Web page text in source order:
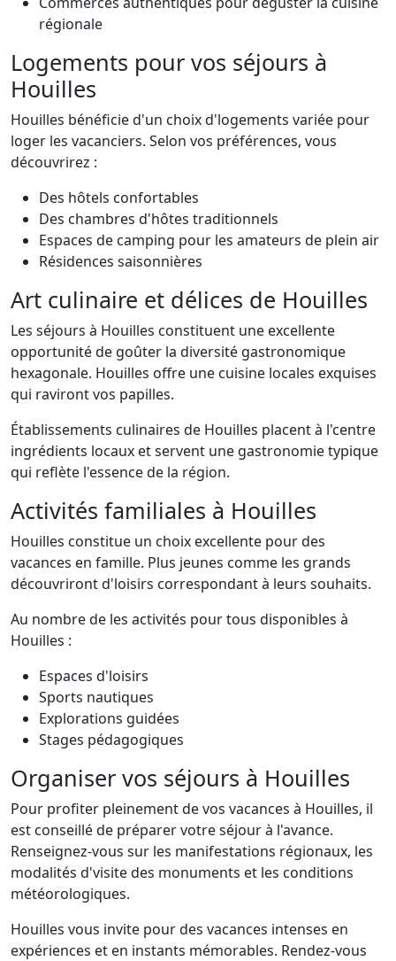
régionale
Logements pour vos séjours à
Houilles
Houilles bénéficie d'un choix d'logements variée pour
loger les vacanciers. Selon vos préférences, vous
découvrirez :
Des hôtels confortables
Des chambres d'hôtes traditionnels
Espaces de camping pour les amateurs de plein air
Résidences saisonnières
Art culinaire et délices de Houilles
Les séjours à Houilles constituent une excellente
opportunité de goûter la diversité gastronomique
hexagonale. Houilles offre une cuisine locales exquises
qui raviront vos papilles.
Établissements culinaires de Houilles placent à l'centre
ingrédients locaux et servent une gastronomie typique
qui reflète l'essence de la région.
Activités familiales à Houilles
Houilles constitue un choix excellente pour des
vacances en famille. Plus jeunes comme les grands
découvriront d'loisirs correspondant à leurs souhaits.
Au nombre de les activités pour tous disponibles à
Houilles :
Espaces d'loisirs
Sports nautiques
Explorations guidées
Stages pédagogiques
Organiser vos séjours à Houilles
Pour profiter pleinement de vos vacances à Houilles, il
est conseillé de préparer votre séjour à l'avance.
Renseignez-vous sur les manifestations régionaux, les
modalités d'visite des monuments et les conditions
météorologiques.
Houilles vous invite pour des vacances intenses en
expériences et en instants mémorables. Rendez-vous